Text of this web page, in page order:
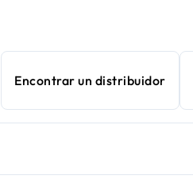
Encontrar un distribuidor